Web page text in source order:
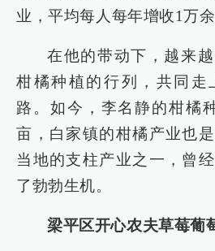
业，平均每人每年增收1万余
在他的带动下，越来
柑橘种植的行列，共同走
路。如今，李名静的柑橘
亩，白家镇的柑橘产业也
当地的支柱产业之一，曾
了勃勃生机。
梁平区开心农夫草莓葡